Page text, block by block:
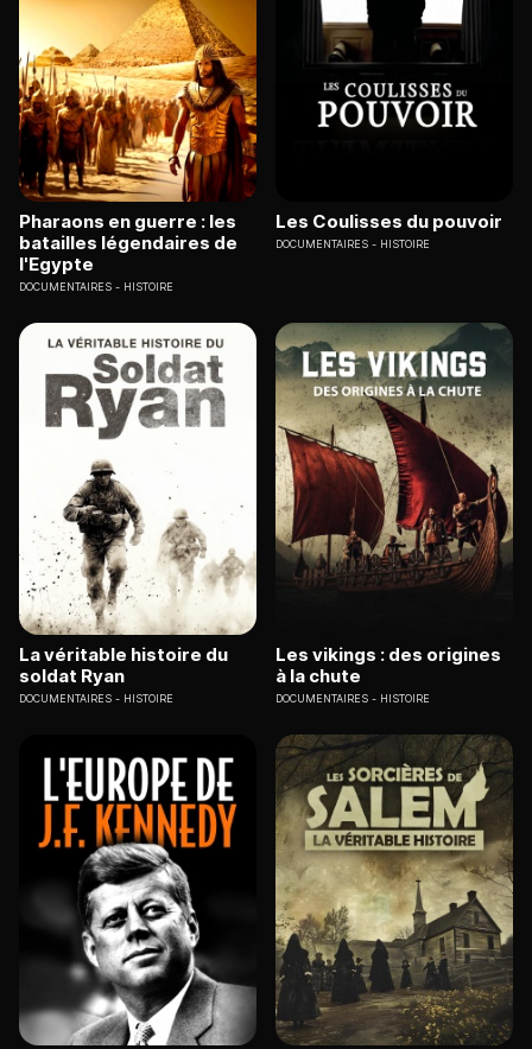
Pharaons en guerre : les
batailles légendaires de
l'Egypte
DOCUMENTAIRES HISTOIRE
Les Coulisses du pouvoir
DOCUMENTAIRES HISTOIRE
La véritable histoire du
soldat Ryan
DOCUMENTAIRES HISTOIRE
Les vikings : des origines
à la chute
DOCUMENTAIRES HISTOIRE